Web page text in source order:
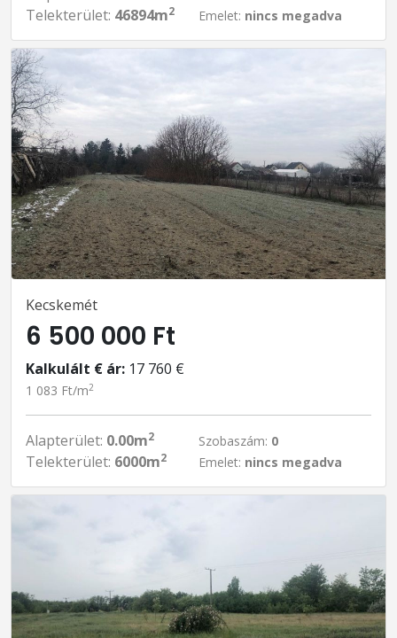
Telekterület: 46894m2
Emelet: nincs megadva
Kecskemét
6 500 000 Ft
Kalkulált € ár: 17 760 €
1 083 Ft/m2
Alapterület: 0.00m2
Telekterület: 6000m2
Szobaszám: 0
Emelet: nincs megadva